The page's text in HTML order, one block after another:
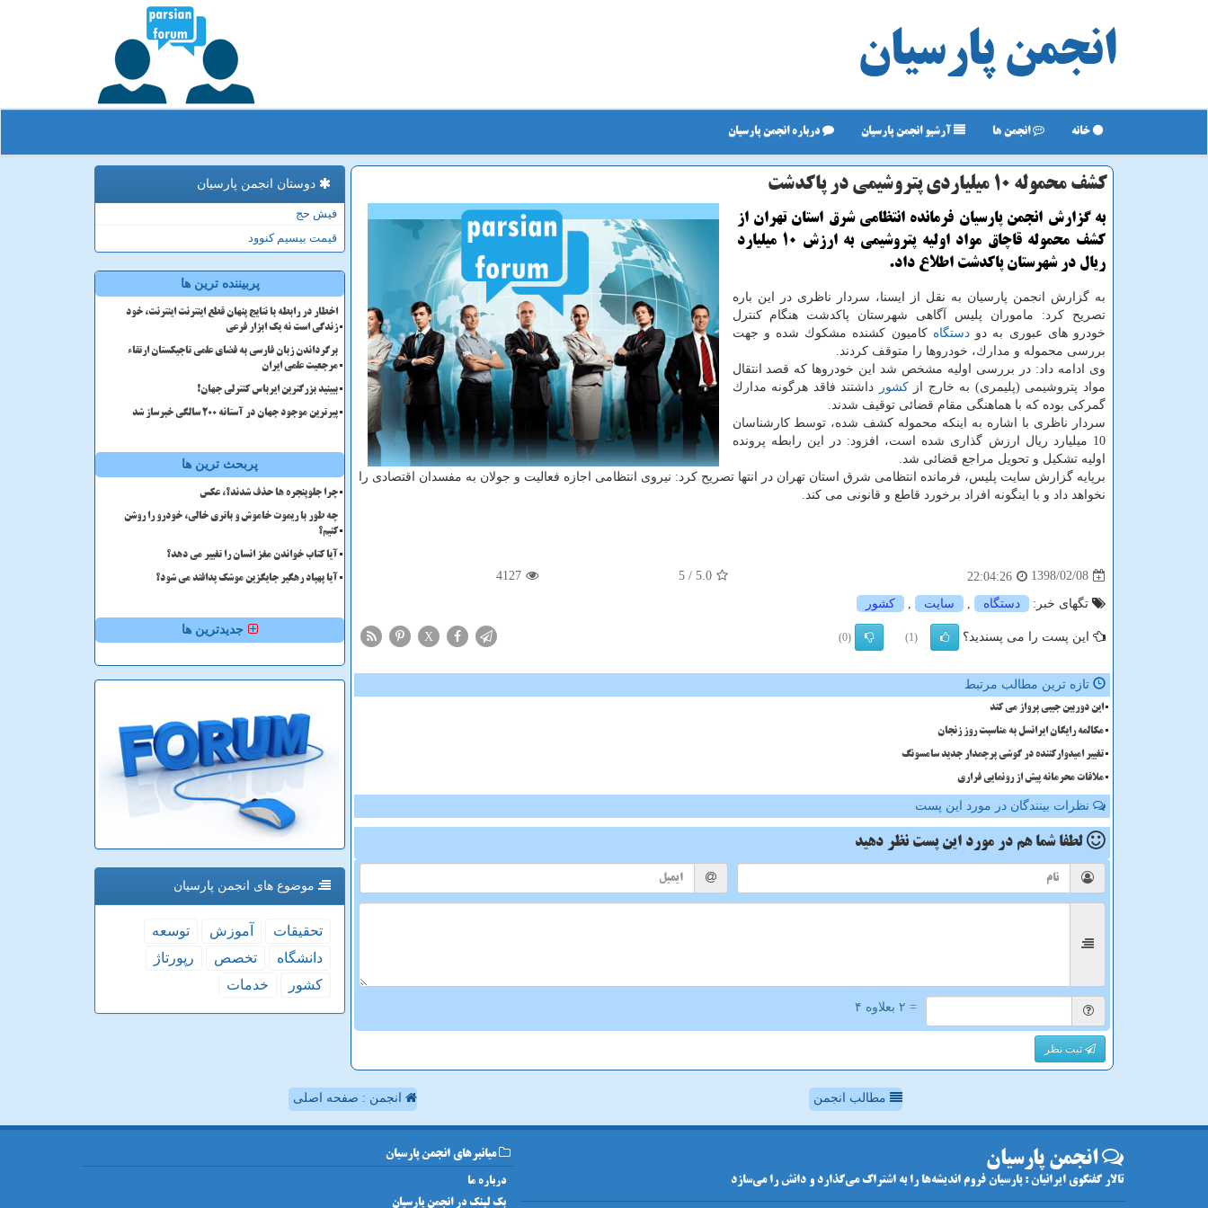
انجمن پارسیان
خانه انجمن ها آرشیو انجمن پارسیان درباره انجمن پارسیان
كشف محموله 10 میلیاردی پتروشیمی در پاكدشت
به گزارش انجمن پارسیان فرمانده انتظامی شرق استان تهران از
كشف محموله قاچاق مواد اولیه پتروشیمی به ارزش 10 میلیارد
ریال در شهرستان پاكدشت اطلاع داد.
به گزارش انجمن پارسیان به نقل از ایسنا، سردار ناظری در این باره
تصریح كرد: ماموران پلیس آگاهی شهرستان پاكدشت هنگام كنترل
خودرو های عبوری به دودستگاه كامیون كشنده مشكوك شده و جهت
بررسی محموله و مدارك، خودروها را متوقف كردند.
وی ادامه داد: در بررسی اولیه مشخص شد این خودروها كه قصد انتقال
مواد پتروشیمی (پلیمری) به خارج ازكشور
داشتند فاقد هرگونه مدارك
گمركی بوده كه با هماهنگی مقام قضائی توقیف شدند.
سردار ناظری با اشاره به اینكه محموله كشف شده، توسط كارشناسان
10 میلیارد ریال ارزش گذاری شده است، افزود: در این رابطه پرونده
اولیه تشكیل و تحویل مراجع قضائی شد.
برپایه گزارش سایت پلیس، فرمانده انتظامی شرق استان تهران در انتها تصریح كرد: نیروی انتظامی اجازه فعالیت و جولان به مفسدان اقتصادی را
نخواهد داد و با اینگونه افراد برخورد قاطع و قانونی می كند.
1398/02/08
22:04:26
5.0
/ 5
4127
تگهای خبر: دستگاه سایت كشور
این پست را می پسندید؟ (1)
(0)
X
تازه ترین مطالب مرتبط
این دوربین جیبی پرواز می کند
مکالمه رایگان ایرانسل به مناسبت روز زنجان
تغییر امیدوارکننده در گوشی پرچمدار جدید سامسونگ
ملاقات محرمانه پیش از رونمایی فراری
نظرات بینندگان در مورد این پست
لطفا شما هم در مورد این پست نظر دهید
= ۲ بعلاوه ۴
ثبت نظر
دوستان انجمن پارسیان
فیش حج
قیمت بیسیم کنوود
پربیننده ترین ها
اخطار در رابطه با نتایج پنهان قطع اینترنت اینترنت، خود
زندگی است نه یک ابزار فرعی
برگرداندن زبان فارسی به فضای علمی تاجیکستان ارتقاء
مرجعیت علمی ایران
ببینید بزرگترین ایرباس کنترلی جهان!
پیرترین موجود جهان در آستانه ۲۰۰ سالگی خبرساز شد
پربحث ترین ها
چرا جلوپنجره ها حذف شدند؟، عکس
چه طور با ریموت خاموش و باتری خالی، خودرو را روشن
کنیم؟
آیا کتاب خواندن مغز انسان را تغییر می دهد؟
آیا پهپاد رهگیر جایگزین موشک پدافند می شود؟
جدیدترین ها
موضوع های انجمن پارسیان
تحقیقات آموزش
توسعه
دانشگاه
تخصص
رپورتاژ
كشور
خدمات
مطالب انجمن انجمن : صفحه اصلی
انجمن پارسیان
تالار گفتگوی ایرانیان : پارسیان فروم اندیشه‌ها را به اشتراک می‌گذارد و دانش را می‌سازد
میانبرهای انجمن پارسیان
درباره ما
بک لینک در انجمن پارسیان